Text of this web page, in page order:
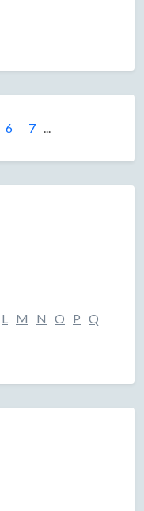
6 7 ...
L M N O P Q